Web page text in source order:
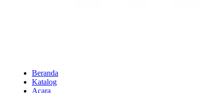
Beranda
Katalog
Acara